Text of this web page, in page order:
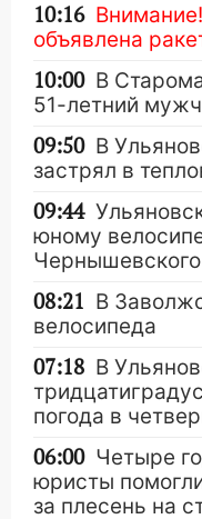
10:16
объявлена
10:00 В
51-летний
09:50 В
застрял в
09:44
юному
Чернышевского
08:21 В
велосипеда
07:18 В
погода в
06:00 Четыре
юристы
за плесень на